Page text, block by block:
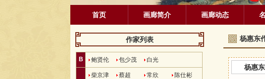
首页 画廊简介 画廊动态
作家列表
B 鲍贤伦 包少茂 白光
柴京津 蔡超 常欣
陈仕彬
杨惠东
杨惠